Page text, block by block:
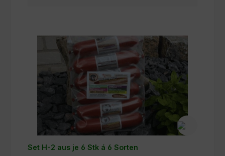
Set H-2 aus je 6 Stk á 6 Sorten